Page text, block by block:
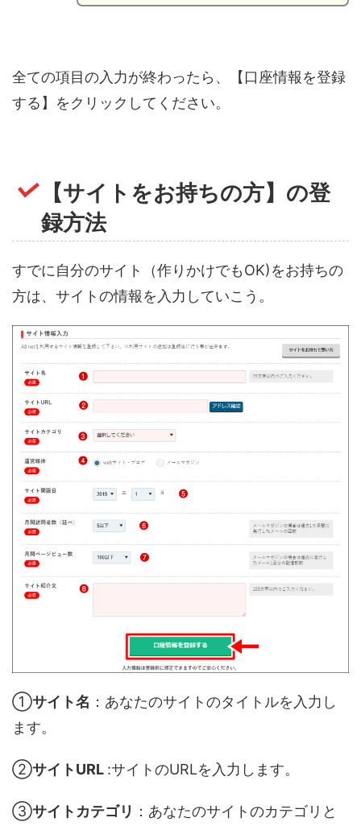
全ての項目の入力が終わったら、【口座情報を登録
する】をクリックしてください。
【サイトをお持ちの方】の登
録方法
すでに自分のサイト（作りかけでもOK)をお持ちの
方は、サイトの情報を入力していこう。
①サイト名 ：あなたのサイトのタイトルを入力し
ます。
②サイトURL :サイトのURLを入力します。
③サイトカテゴリ ：あなたのサイトのカテゴリと